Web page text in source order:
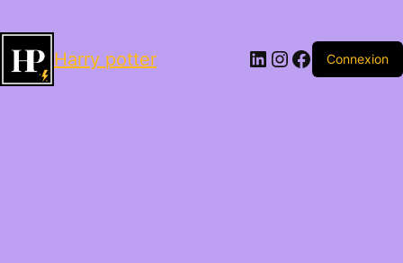
Harry potter LinkedIn
Instagram
Facebook
Connexion